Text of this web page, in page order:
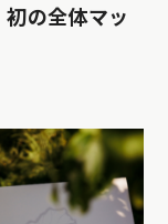
の全体マッ